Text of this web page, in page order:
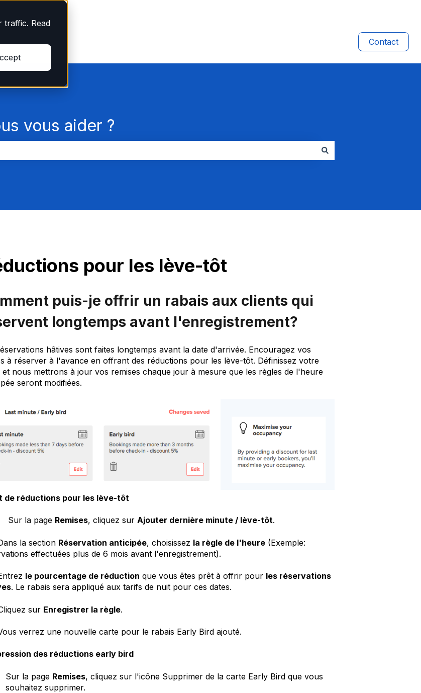
traffic. Read
Contact
vous aider ?
pour les lève-tôt
puis-je offrir un rabais aux clients qui
longtemps avant l'enregistrement?
hâtives sont faites longtemps avant la date d'arrivée. Encouragez vos
à réserver à l'avance en offrant des réductions pour les lève-tôt. Définissez votre
et nous mettrons à jour vos remises chaque jour à mesure que les règles de l'heure
seront modifiées.
de réductions pour les lève-tôt
Sur la page Remises, cliquez sur Ajouter dernière minute / lève-tôt.
la section Réservation anticipée, choisissez la règle de l'heure(Exemple:
effectuées plus de 6 mois avant l'enregistrement).
le pourcentage de réduction que vous êtes prêt à offrir pour les réservations
. Le rabais sera appliqué aux tarifs de nuit pour ces dates.
sur Enregistrer la règle.
verrez une nouvelle carte pour le rabais Early Bird ajouté.
des réductions early bird
Sur la page Remises, cliquez sur l'icône Supprimer de la carte Early Bird que vous
souhaitez supprimer.